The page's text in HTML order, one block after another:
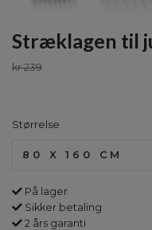
Stræklagen til
kr 239
Størrelse
80 X 160 CM
På lager
Sikker betaling
2 års garanti